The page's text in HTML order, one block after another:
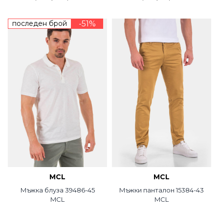
последен брой -51%
MCL
Мъжка блуза 39486-45
MCL
MCL
Мъжки панталон 15384-43
MCL